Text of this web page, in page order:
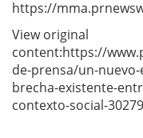
https://
View original
content:https://
de-prensa/un-
brecha-existente-
contexto-social-